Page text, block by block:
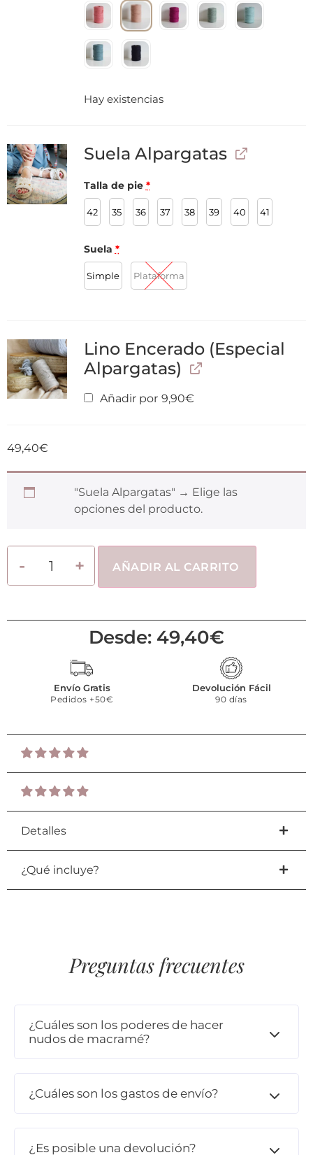
Hay existencias
Suela Alpargatas
Talla de pie *
42 35 36 37 38 39 40 41
Suela *
Simple Plataforma
Lino Encerado (Especial
Alpargatas)
Añadir por 9,90€
49,40€
"Suela Alpargatas" → Elige las
opciones del producto.
AÑADIR AL CARRITO
Desde: 49,40€
Envío Gratis
Pedidos +50€
Devolución Fácil
90 días
Detalles
¿Qué incluye?
Preguntas frecuentes
¿Cuáles son los poderes de hacer
nudos de macramé?
¿Cuáles son los gastos de envío?
¿Es posible una devolución?